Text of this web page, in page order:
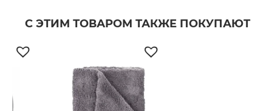
С ЭТИМ ТОВАРОМ ТАКЖЕ ПОКУПАЮТ